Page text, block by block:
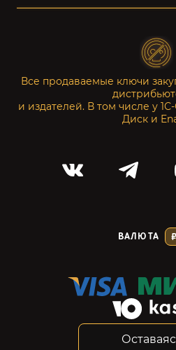
Все продаваемые ключи
и издателей. В том числе у
Диск и
ВАЛЮТА ₽